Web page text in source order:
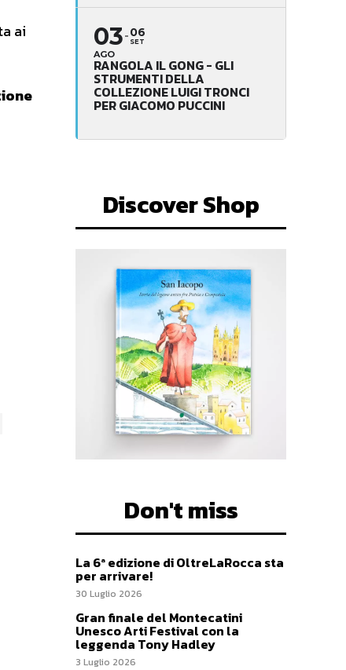
ai
03
AGO
06
SET
RANGOLA IL GONG - GLI
STRUMENTI DELLA
COLLEZIONE LUIGI TRONCI
PER GIACOMO PUCCINI
Discover Shop
Don't miss
La 6ª edizione di OltreLaRocca sta
per arrivare!
30 Luglio 2026
Gran finale del Montecatini
Unesco Arti Festival con la
leggenda Tony Hadley
3 Luglio 2026